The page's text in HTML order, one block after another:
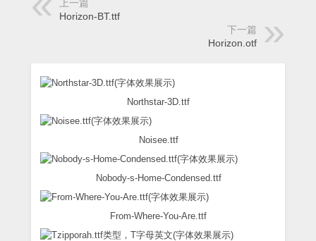
上一篇
Horizon-BT.ttf
下一篇
Horizon.otf
Northstar-3D.ttf
Noisee.ttf
Nobody-s-Home-Condensed.ttf
From-Where-You-Are.ttf